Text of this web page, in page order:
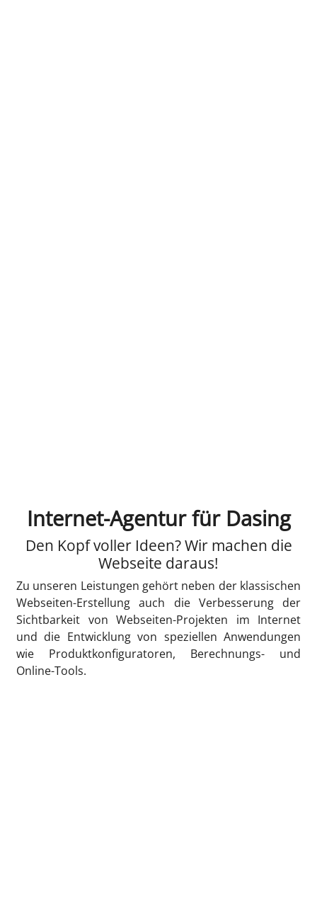
Internet-Agentur für Dasing
Den Kopf voller Ideen? Wir machen die
Webseite daraus!
Zu unseren Leistungen gehört neben der klassischen
Webseiten-Erstellung auch die Verbesserung der
Sichtbarkeit von Webseiten-Projekten im Internet
und die Entwicklung von speziellen Anwendungen
wie Produktkonfiguratoren, Berechnungs- und
Online-Tools.